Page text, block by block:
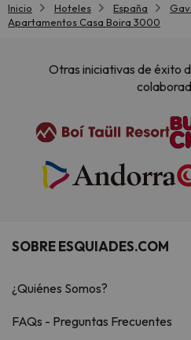
Inicio Hoteles España
Apartamentos Casa Boira 3000
Otras iniciativas de éxito
SOBRE ESQUIADES.COM
¿Quiénes Somos?
FAQs - Preguntas Frecuentes